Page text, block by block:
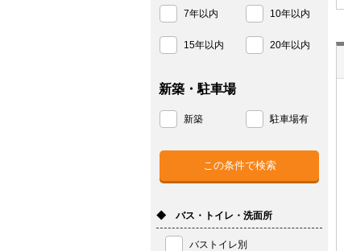
7年以内 10年以内
15年以内 20年以内
新築・駐車場
新築 駐車場有
◆ バス・トイレ・洗面所
バストイレ別